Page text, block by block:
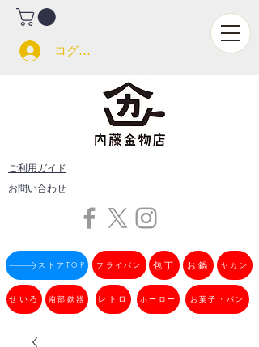
ログイン
ご利用ガイド
お問い合わせ
ストアTOP
せいろ 南部鉄器
フライパン 包丁 お鍋 ヤカン
レトロ ホーロー お菓子・パン